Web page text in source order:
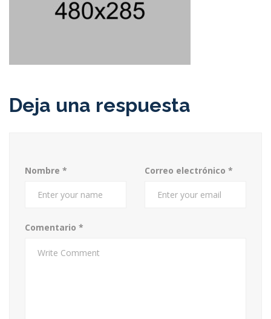
Deja una respuesta
Nombre * Correo electrónico *
Comentario *